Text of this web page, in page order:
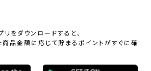
をダウンロードすると、
品金額に応じて貯まるポイントがすぐに確